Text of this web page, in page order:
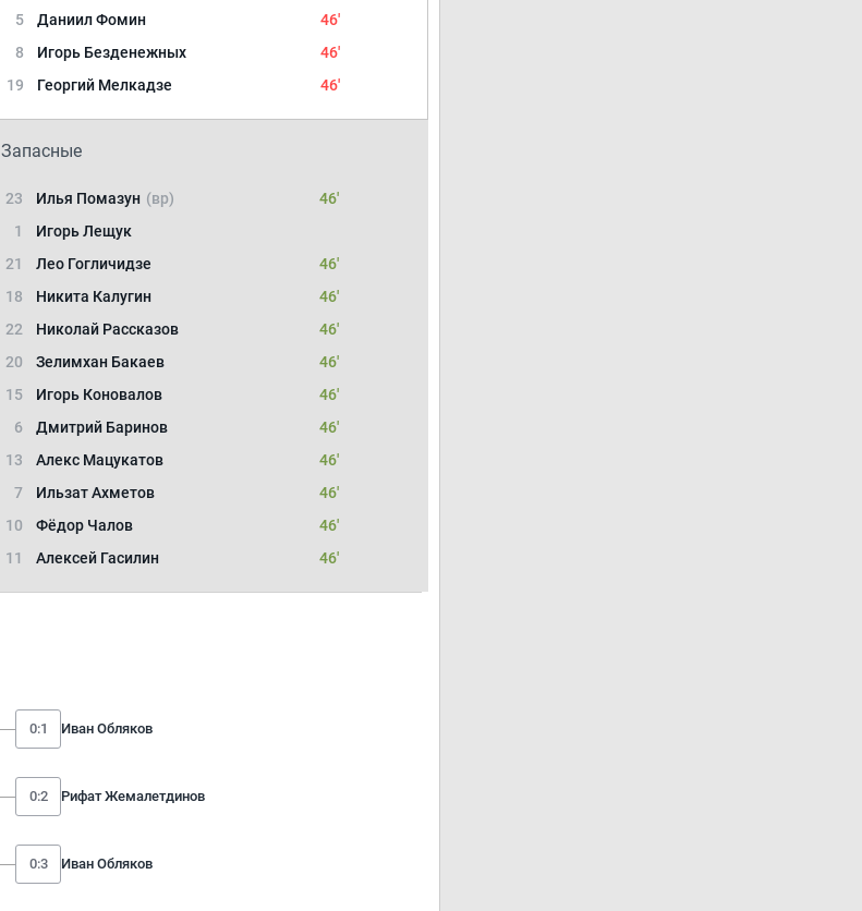
5
Даниил Фомин
46'
8
Игорь Безденежных
46'
19
Георгий Мелкадзе 46'
Запасные
23 Илья Помазун (вр)
46'
1
Игорь Лещук
21
Лео Гогличидзе
46'
18
Никита Калугин
46'
22
Николай Рассказов
46'
20
Зелимхан Бакаев
46'
15
Игорь Коновалов
46'
6
Дмитрий Баринов
46'
13
Алекс Мацукатов
46'
7
Ильзат Ахметов
46'
10
Фёдор Чалов
46'
11
Алексей Гасилин 46'
0:1 Иван Обляков
0:2 Рифат Жемалетдинов
0:3 Иван Обляков